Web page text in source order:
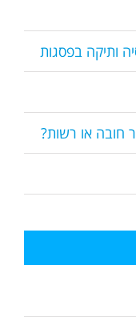
ותיקה בפסגות